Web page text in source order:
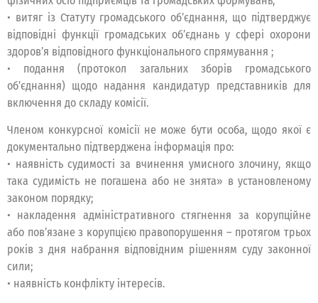
• витяг із Статуту громадського об’єднання, що підтверджує
відповідні функції громадських об’єднань у сфері охорони
здоров’я відповідного функціонального спрямування ;
• подання (протокол загальних зборів громадського
об’єднання) щодо надання кандидатур представників для
включення до складу комісії.
Членом конкурсної комісії не може бути особа, щодо якої є
документально підтверджена інформація про:
• наявність судимості за вчинення умисного злочину, якщо
така судимість не погашена або не знята» в установленому
законом порядку;
• накладення адміністративного стягнення за корупційне
або пов’язане з корупцією правопорушення – протягом трьох
років з дня набрання відповідним рішенням суду законної
сили;
• наявність конфлікту інтересів.